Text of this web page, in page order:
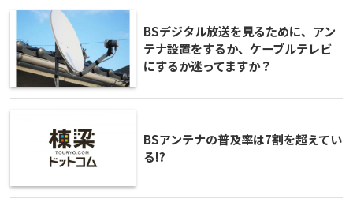
BSデジタル放送を見るために、アン
テナ設置をするか、ケーブルテレビ
にするか迷ってますか？
BSアンテナの普及率は7割を超えてい
る!?